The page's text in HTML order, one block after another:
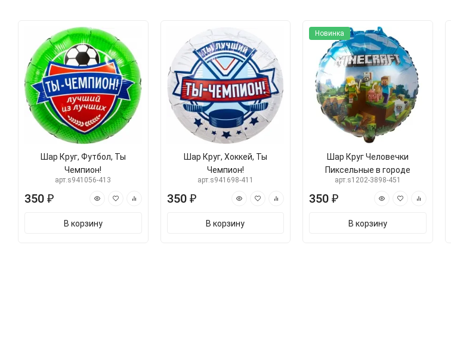
Шар Круг, Футбол, Ты
Чемпион!
арт.s941056-413
350 ₽
В корзину
Шар Круг, Хоккей, Ты
Чемпион!
арт.s941698-411
350 ₽
В корзину
Новинка
Шар Круг Человечки
Пиксельные в городе
арт.s1202-3898-451
350 ₽
В корзину